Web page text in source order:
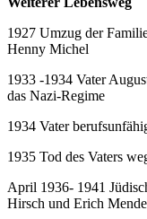
1927 Umzug der
Henny Michel
1933 -1934 Vater
das Nazi-Regime
1934 Vater
1935 Tod des Vaters
April 1936- 1941
Hirsch und Erich